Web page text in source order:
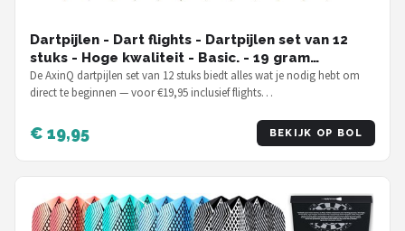
Dartpijlen - Dart flights - Dartpijlen set van 12
stuks - Hoge kwaliteit - Basic. - 19 gram
dartpijlen
De AxinQ dartpijlen set van 12 stuks biedt alles wat je nodig hebt om
direct te beginnen — voor €19,95 inclusief flights…
€ 19,95 BEKIJK OP BOL